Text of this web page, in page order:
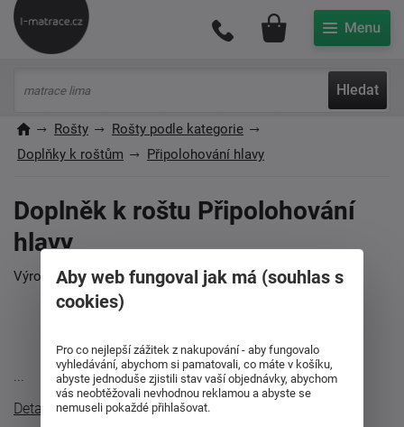
Hledat
Můj účet
Rošty
Rošty podle kategorie
Doplňky k roštům
Připolohování hlavy
Doplněk k roštu Připolohování
hlavy
Výrobce: Ahorn
...
Detailní popis
Aby web fungoval jak má (souhlas s
cookies)
Pro co nejlepší zážitek z nakupování - aby fungovalo
vyhledávání, abychom si pamatovali, co máte v košíku,
abyste jednoduše zjistili stav vaší objednávky, abychom
vás neobtěžovali nevhodnou reklamou a abyste se
nemuseli pokaždé přihlašovat.